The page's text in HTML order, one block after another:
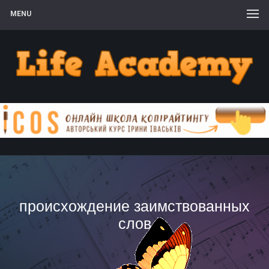
MENU
происхождение заимствованных
слов